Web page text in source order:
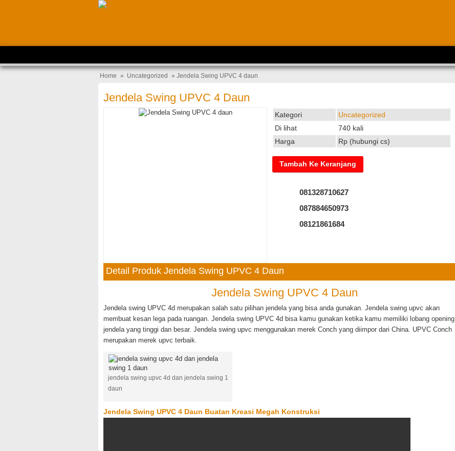
Home » Uncategorized » Jendela Swing UPVC 4 daun
Jendela Swing UPVC 4 Daun
Kategori
Uncategorized
Di lihat
740 kali
Harga
Rp (hubungi cs)
081328710627
087884650973
08121861684
Detail Produk Jendela Swing UPVC 4 Daun
Jendela Swing UPVC 4 Daun
Jendela swing UPVC 4d merupakan salah satu pilihan jendela yang bisa anda gunakan. Jendela swing upvc akan
membuat kesan lega pada ruangan. Jendela swing UPVC 4d bisa kamu gunakan ketika kamu memiliki lobang opening
jendela yang tinggi dan besar. Jendela swing upvc menggunakan merek Conch yang diimpor dari China. UPVC Conch
merupakan merek upvc terbaik.
jendela swing upvc 4d dan jendela swing 1
daun
Jendela Swing UPVC 4 Daun Buatan Kreasi Megah Konstruksi